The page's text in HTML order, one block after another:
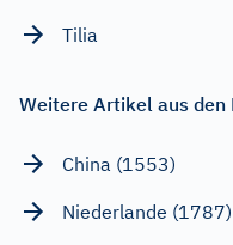
Tilia
Weitere Artikel aus
China (1553)
Niederlande (1787)